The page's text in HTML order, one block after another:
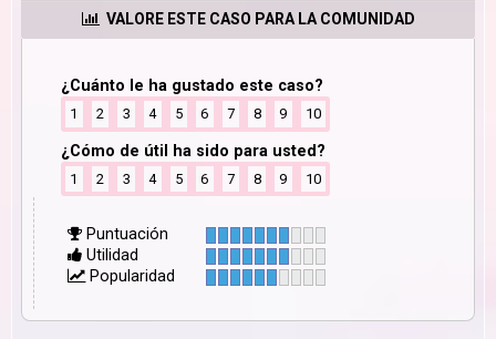
VALORE ESTE CASO PARA LA COMUNIDAD
¿Cuánto le ha gustado este caso?
1 2 3 4 5 6 7 8 9 10
¿Cómo de útil ha sido para usted?
1 2 3 4 5 6 7 8 9 10
Puntuación
Utilidad
Popularidad